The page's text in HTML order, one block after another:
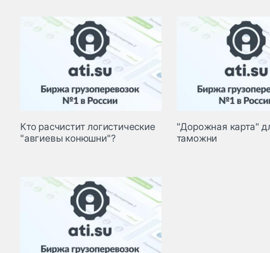
Кто расчистит логистические
"авгиевы конюшни"?
"Дорожная карта"
таможни